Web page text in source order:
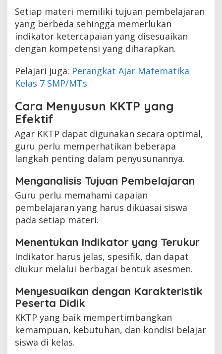
Setiap materi memiliki tujuan pembelajaran
yang berbeda sehingga memerlukan
indikator ketercapaian yang disesuaikan
dengan kompetensi yang diharapkan.
Pelajari juga: Perangkat Ajar Matematika
Kelas 7 SMP/MTs
Cara Menyusun KKTP yang
Efektif
Agar KKTP dapat digunakan secara optimal,
guru perlu memperhatikan beberapa
langkah penting dalam penyusunannya.
Menganalisis Tujuan Pembelajaran
Guru perlu memahami capaian
pembelajaran yang harus dikuasai siswa
pada setiap materi.
Menentukan Indikator yang Terukur
Indikator harus jelas, spesifik, dan dapat
diukur melalui berbagai bentuk asesmen.
Menyesuaikan dengan Karakteristik
Peserta Didik
KKTP yang baik mempertimbangkan
kemampuan, kebutuhan, dan kondisi belajar
siswa di kelas.